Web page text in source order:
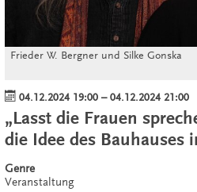
Frieder W. Bergner und Silke Gonska
04.12.2024 19:00 –04.12.2024 21:00
„Lasst die Frauen
die Idee des Bauhauses
Genre
Veranstaltung